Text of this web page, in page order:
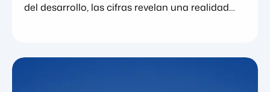
del desarrollo, las cifras revelan una realidad
de ser un diagnóstico poco común a convertirse